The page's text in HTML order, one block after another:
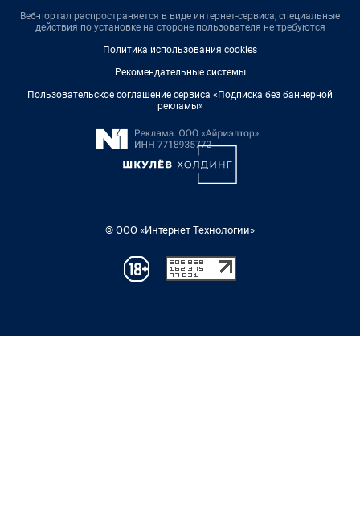
Веб-портал распространяется в виде интернет-сервиса, специальные
действия по установке на стороне пользователя не требуются
Политика использования cookies
Рекомендательные системы
Пользовательское соглашение сервиса «Подписка без баннерной
рекламы»
© ООО «Интернет Технологии»